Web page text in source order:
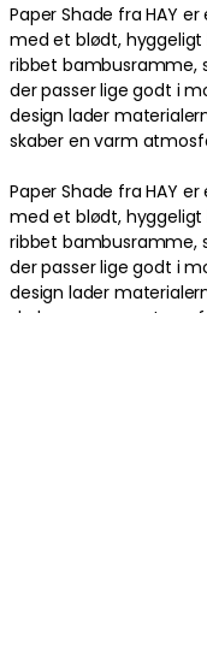
TALA
Gaia
DKK 256
Paper Shade fra HAY
med et blødt,
ribbet bambusramme,
der passer lige godt i
design lader
skaber en varm
Paper Shade fra HAY
med et blødt,
ribbet bambusramme,
der passer lige godt i
design lader
skaber en varm